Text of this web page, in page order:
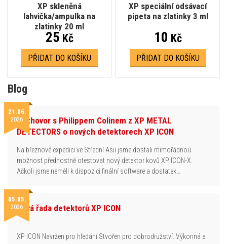
XP skleněná
lahvička/ampulka na
zlatinky 20 ml
25 Kč
PŘIDAT DO KOŠÍKU
XP speciální odsávací
pipeta na zlatinky 3 ml
10 Kč
PŘIDAT DO KOŠÍKU
Blog
21.06.
2026Rozhovor s Philippem Colinem z XP METAL
DETECTORS o nových detektorech XP ICON
Na březnové expedici ve Střední Asii jsme dostali mimořádnou
možnost přednostně otestovat nový detektor kovů XP ICON-X.
Ačkoli jsme neměli k dispozici finální software a dostatek…
05.05.
2026Nová řada detektorů XP ICON
XP ICON Navržen pro hledání.Stvořen pro dobrodružství. Výkonná a